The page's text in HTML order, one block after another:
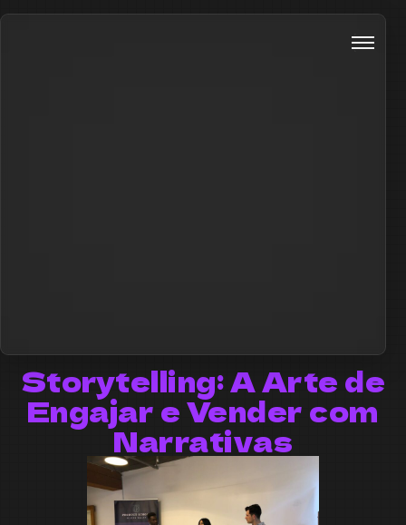
Storytelling: A Arte de
Engajar e Vender com
Narrativas